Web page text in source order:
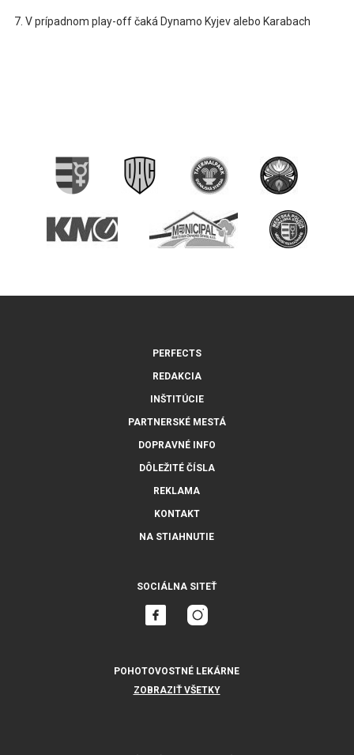
V prípadnom play-off čaká Dynamo Kyjev alebo Karabach
PERFECTS
REDAKCIA
INŠTITÚCIE
PARTNERSKÉ MESTÁ
DOPRAVNÉ INFO
DÔLEŽITÉ ČÍSLA
REKLAMA
KONTAKT
NA STIAHNUTIE
SOCIÁLNA SITEŤ
POHOTOVOSTNÉ LEKÁRNE
ZOBRAZIŤ VŠETKY